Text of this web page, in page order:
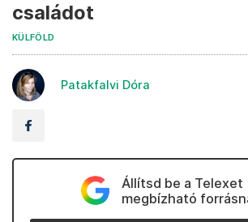
családot
KÜLFÖLD
Patakfalvi Dóra
Állítsd be a Telexet
megbízható